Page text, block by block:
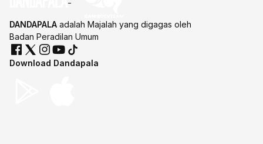
DANDAPALA adalah Majalah yang digagas oleh
Badan Peradilan Umum
Download Dandapala